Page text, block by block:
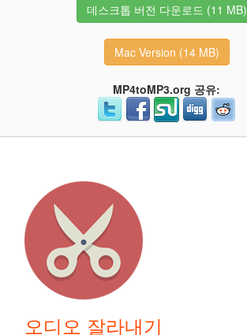
데스크톱 버전 다운로드 (11 MB)
Mac Version (14 MB)
MP4toMP3.org 공유:
오디오 잘라내기